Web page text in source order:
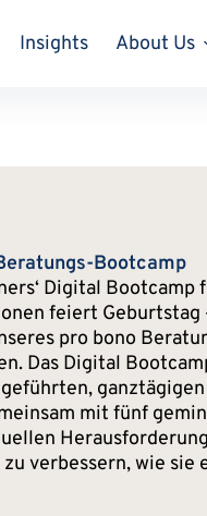
Insights About Us
Bootcamp
Digital
feiert
pro bono
Das Digital
ganztägigen
mit fünf
zu verbessern, wie